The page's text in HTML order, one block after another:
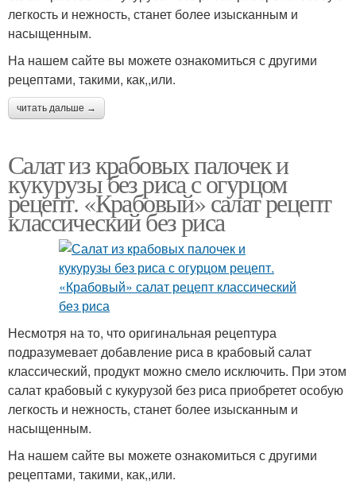
легкость и нежность, станет более изысканным и
насыщенным.
На нашем сайте вы можете ознакомиться с другими
рецептами, такими, как,,или.
читать дальше →
Салат из крабовых палочек и
кукурузы без риса с огурцом
рецепт. «Крабовый» салат рецепт
классический без риса
Несмотря на то, что оригинальная рецептура
подразумевает добавление риса в крабовый салат
классический, продукт можно смело исключить. При этом
салат крабовый с кукурузой без риса приобретет особую
легкость и нежность, станет более изысканным и
насыщенным.
На нашем сайте вы можете ознакомиться с другими
рецептами, такими, как,,или.